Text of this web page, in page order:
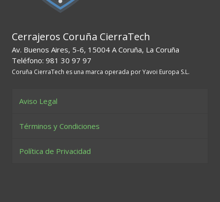
Cerrajeros Coruña CierraTech
Av. Buenos Aires, 5-6, 15004 A Coruña, La Coruña
Teléfono: 981 30 97 97
Coruña CierraTech es una marca operada por Yavoi Europa S.L.
Aviso Legal
Términos y Condiciones
Política de Privacidad